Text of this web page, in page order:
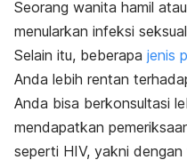
Seorang wanita hamil
menularkan infeksi
Selain itu, beberapa jenis
Anda lebih rentan
Anda bisa berkonsultasi
mendapatkan
seperti HIV, yakni dengan